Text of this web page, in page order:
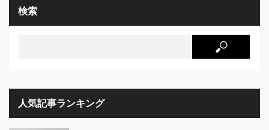
検索
人気記事ランキング